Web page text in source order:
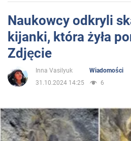
Sport
Rozrywka
Życie
Polityka
Naukowcy odkryli
kijanki, która żyła
Zdjęcie
Inna Vasilyuk
Wiadomości
31.10.2024 14:25
6